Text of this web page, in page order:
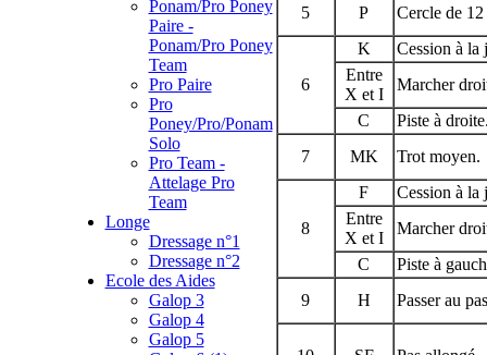
Ponam/Pro Poney
Paire -
Ponam/Pro Poney
Team
Pro Paire
Pro
Poney/Pro/Ponam
Solo
Pro Team -
Attelage Pro
Team
Longe
Dressage n°1
Dressage n°2
Ecole des Aides
Galop 3
Galop 4
Galop 5
5
P Cercle de 12
6
K
Cession à la
Entre
X et I
Marcher
C
Piste à
7
MK Trot moyen.
8
F
Cession à la
Entre
X et I
Marcher
C
Piste à
9
H Passer au